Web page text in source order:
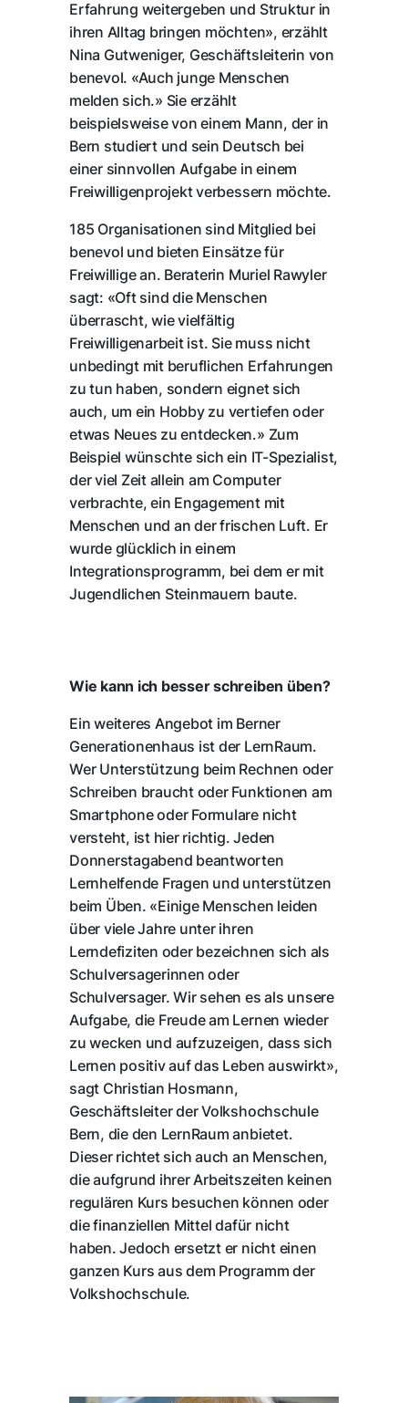
Erfahrung weitergeben und Struktur in
ihren Alltag bringen möchten», erzählt
Nina Gutweniger, Geschäftsleiterin von
benevol. «Auch junge Menschen
melden sich.» Sie erzählt
beispielsweise von einem Mann, der in
Bern studiert und sein Deutsch bei
einer sinnvollen Aufgabe in einem
Freiwilligenprojekt verbessern möchte.
185 Organisationen sind Mitglied bei
benevol und bieten Einsätze für
Freiwillige an. Beraterin Muriel Rawyler
sagt: «Oft sind die Menschen
überrascht, wie vielfältig
Freiwilligenarbeit ist. Sie muss nicht
unbedingt mit beruflichen Erfahrungen
zu tun haben, sondern eignet sich
auch, um ein Hobby zu vertiefen oder
etwas Neues zu entdecken.» Zum
Beispiel wünschte sich ein IT-Spezialist,
der viel Zeit allein am Computer
verbrachte, ein Engagement mit
Menschen und an der frischen Luft. Er
wurde glücklich in einem
Integrationsprogramm, bei dem er mit
Jugendlichen Steinmauern baute.
Wie kann ich besser schreiben üben?
Ein weiteres Angebot im Berner
Generationenhaus ist der LernRaum.
Wer Unterstützung beim Rechnen oder
Schreiben braucht oder Funktionen am
Smartphone oder Formulare nicht
versteht, ist hier richtig. Jeden
Donnerstagabend beantworten
Lernhelfende Fragen und unterstützen
beim Üben. «Einige Menschen leiden
über viele Jahre unter ihren
Lerndefiziten oder bezeichnen sich als
Schulversagerinnen oder
Schulversager. Wir sehen es als unsere
Aufgabe, die Freude am Lernen wieder
zu wecken und aufzuzeigen, dass sich
Lernen positiv auf das Leben auswirkt»,
sagt Christian Hosmann,
Geschäftsleiter der Volkshochschule
Bern, die den LernRaum anbietet.
Dieser richtet sich auch an Menschen,
die aufgrund ihrer Arbeitszeiten keinen
regulären Kurs besuchen können oder
die finanziellen Mittel dafür nicht
haben. Jedoch ersetzt er nicht einen
ganzen Kurs aus dem Programm der
Volkshochschule.